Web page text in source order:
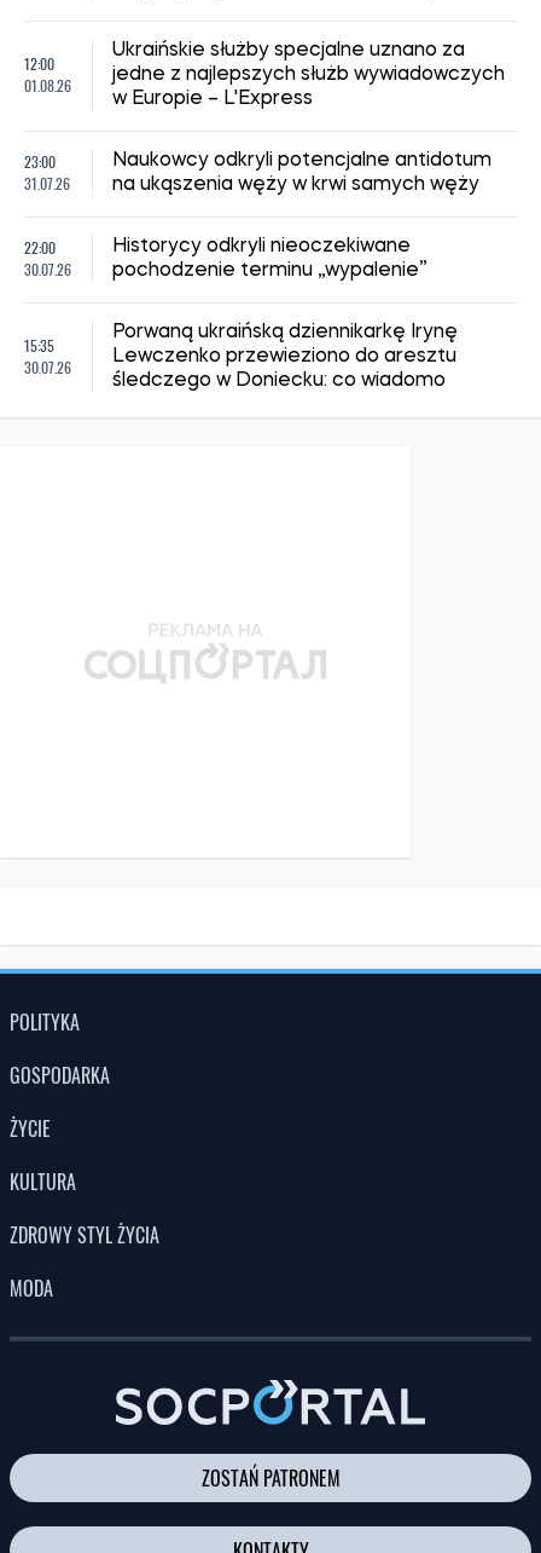
12:00
01.08.26
Ukraińskie służby specjalne uznano za
jedne z najlepszych służb wywiadowczych
w Europie – L'Express
23:00
31.07.26
Naukowcy odkryli potencjalne antidotum
na ukąszenia węży w krwi samych węży
22:00
30.07.26
Historycy odkryli nieoczekiwane
pochodzenie terminu „wypalenie”
15:35
30.07.26
Porwaną ukraińską dziennikarkę Irynę
Lewczenko przewieziono do aresztu
śledczego w Doniecku: co wiadomo
POLITYKA
GOSPODARKA
ŻYCIE
KULTURA
ZDROWY STYL ŻYCIA
MODA
ZOSTAŃ PATRONEM